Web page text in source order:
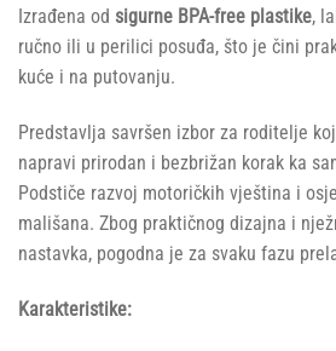
Izrađena od sigurne BPA-free plastike,
ručno ili u perilici posuđa, što je čini
kuće i na putovanju.
Predstavlja savršen izbor za roditelje
napravi prirodan i bezbrižan korak ka
Podstiče razvoj motoričkih vještina i
mališana. Zbog praktičnog dizajna i
nastavka, pogodna je za svaku fazu
Karakteristike: